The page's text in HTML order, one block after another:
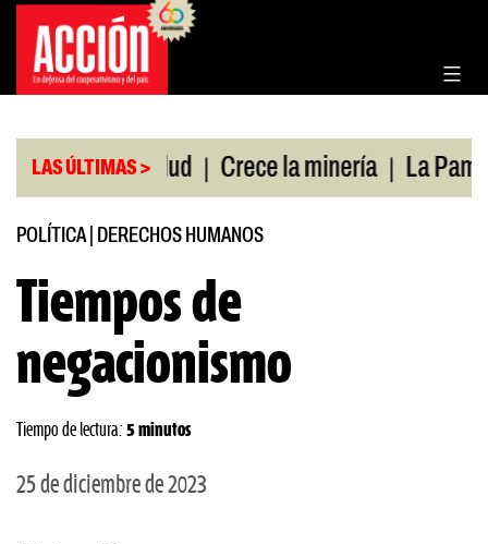
Saltar
contenido
LAS ÚLTIMAS >
de salud | Crece la minería | La Pampa.
POLÍTICA| DERECHOS HUMANOS
Tiempos de
negacionismo
Tiempo de lectura: 5 minutos
25 de diciembre de 2023